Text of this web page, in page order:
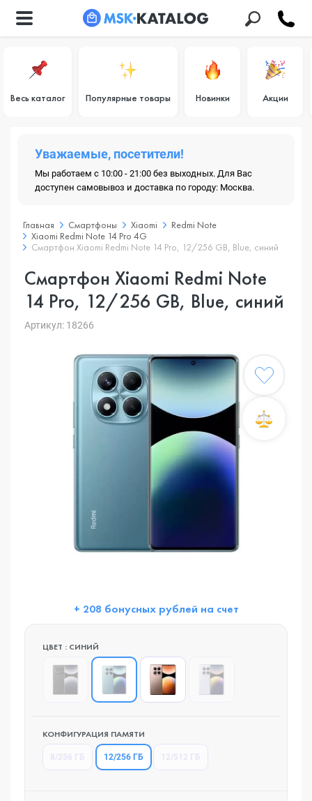
Весь каталог Популярные товары Новинки Акции
Уважаемые, посетители!
Мы работаем с 10:00 - 21:00 без выходных. Для Вас
доступен самовывоз и доставка по городу: Москва.
Главная Смартфоны Xiaomi
Redmi Note
Xiaomi Redmi Note 14 Pro 4G
Смартфон Xiaomi Redmi Note 14 Pro, 12/256 GB, Blue, синий
Смартфон Xiaomi Redmi Note
14 Pro, 12/256 GB, Blue, синий
Артикул: 18266
+ 208 бонусных рублей на счет
ЦВЕТ : СИНИЙ
КОНФИГУРАЦИЯ ПАМЯТИ
12/256 ГБ